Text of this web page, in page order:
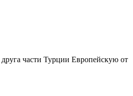
части Турции Европейскую от